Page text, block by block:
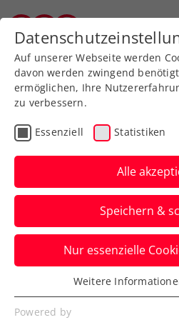
Turniere
ATP-
Ofner erhält
Wimbledon-
Österreichs Nummer
den ersten Saisontitel,
London nicht in die
Auf unserer Webseite werden
davon werden zwingend
ermöglichen, Ihre
zu verbessern.
Essenziell Statistiken
Alle
Speichern &
Nur essenzielle
Essenziell
Essenzielle Cookies werden für
Weitere
Powered by